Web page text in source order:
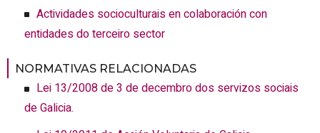
Actividades socioculturais en colaboración con
entidades do terceiro sector
NORMATIVAS RELACIONADAS
Lei 13/2008 de 3 de decembro dos servizos sociais
de Galicia.